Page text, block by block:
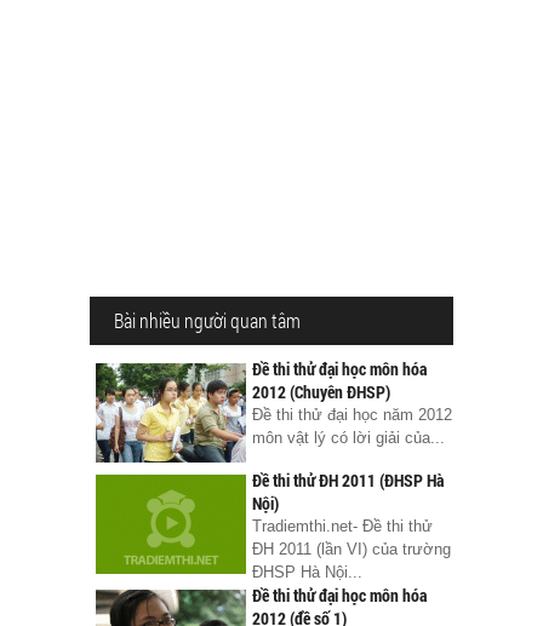
Bài nhiều người quan tâm
Đề thi thử đại học môn hóa
2012 (Chuyên ĐHSP)
Đề thi thử đại học năm 2012
môn vật lý có lời giải của...
Đề thi thử ĐH 2011 (ĐHSP Hà
Nội)
Tradiemthi.net- Đề thi thử
ĐH 2011 (lần VI) của trường
ĐHSP Hà Nội...
Đề thi thử đại học môn hóa
2012 (đề số 1)